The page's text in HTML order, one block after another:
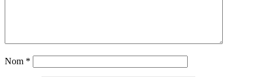
Nom *